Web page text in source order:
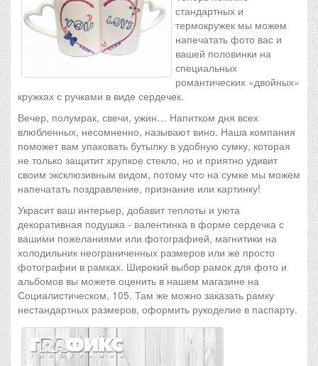
стандартных и
термокружек мы можем
напечатать фото вас и
вашей половинки на
специальных
романтических «двойных»
кружках с ручками в виде сердечек.
Вечер, полумрак, свечи, ужин… Напитком дня всех
влюбленных, несомненно, называют вино. Наша компания
поможет вам упаковать бутылку в удобную сумку, которая
не только защитит хрупкое стекло, но и приятно удивит
своим эксклюзивным видом, потому что на сумке мы можем
напечатать поздравление, признание или картинку!
Украсит ваш интерьер, добавит теплоты и уюта
декоративная подушка - валентинка в форме сердечка с
вашими пожеланиями или фотографией, магнитики на
холодильник неограниченных размеров или же просто
фотографии в рамках. Широкий выбор рамок для фото и
альбомов вы можете оценить в нашем магазине на
Социалистическом, 105. Там же можно заказать рамку
нестандартных размеров, оформить рукоделие в паспарту.